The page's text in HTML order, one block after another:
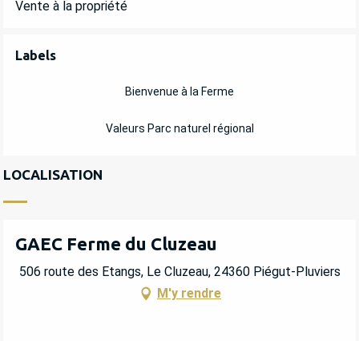
Vente à la propriété
OFFRES DE PRESTATIONS
Labels
Labels
Bienvenue à la Ferme
Valeurs Parc naturel régional
LOCALISATION
GAEC Ferme du Cluzeau
506 route des Etangs, Le Cluzeau, 24360 Piégut-Pluviers
M'y rendre